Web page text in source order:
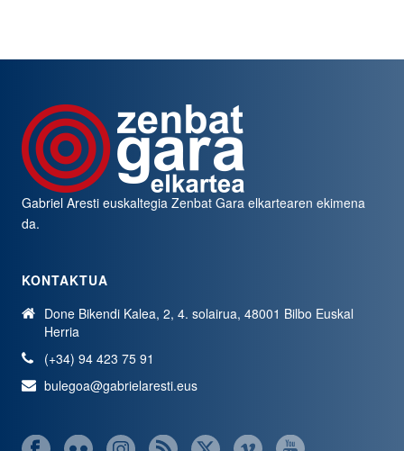
Gabriel Aresti euskaltegiaZenbat Gara elkartearen ekimena
da.
KONTAKTUA
Done Bikendi Kalea, 2, 4. solairua, 48001 Bilbo Euskal
Herria
(+34) 94 423 75 91
bulegoa@gabrielaresti.eus